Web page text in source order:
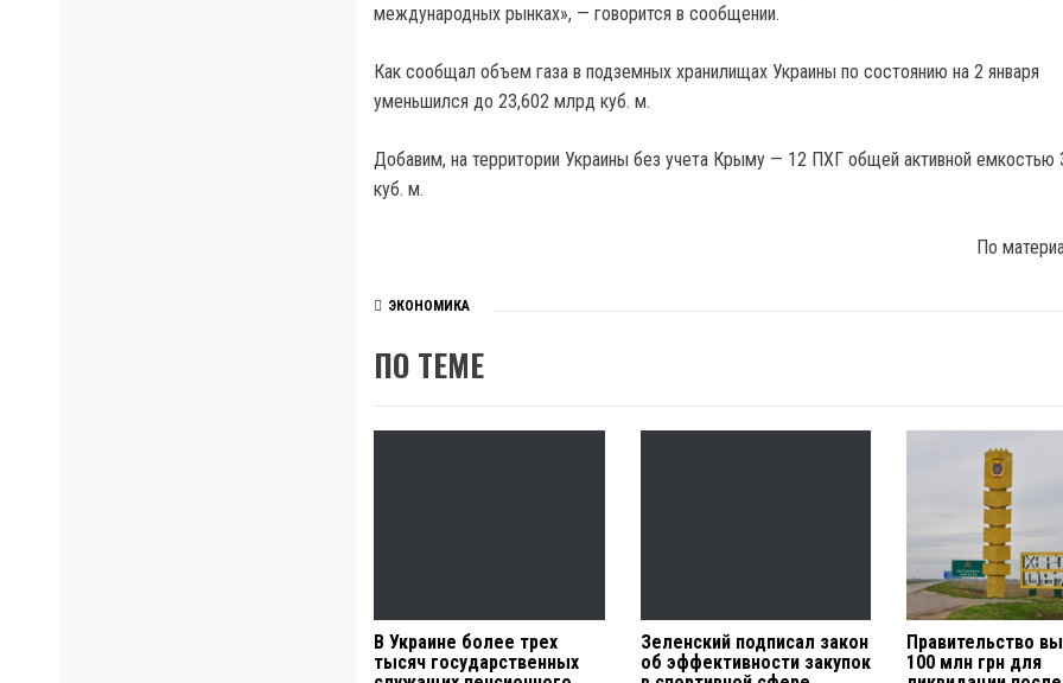
международных рынках», — говорится в сообщении.
Как сообщал объем газа в подземных хранилищах Украины по состоянию на 2 января
уменьшился до 23,602 млрд куб. м.
Добавим, на территории Украины без учета Крыму — 12 ПХГ общей активной
куб. м.
По
ЭКОНОМИКА
ПО ТЕМЕ
В Украине более трех
тысяч государственных
Зеленский подписал закон
об эффективности закупок
Правительство
100 млн грн для